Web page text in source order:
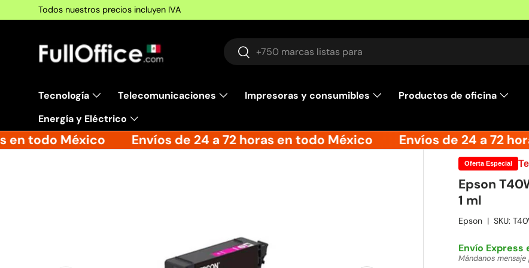
Ir al contenido
Buscar
Buscar
Tecnología Telecomunicaciones Impresoras y consumibles
Productos de oficina
Energía y Eléctrico
todo México Envíos de 24 a 72 horas en todo México Envíos de 24 a 72
Oferta Especial
Epson
1 ml
Epson |SKU:
Envío de 24 a
Recíbelo entre mar